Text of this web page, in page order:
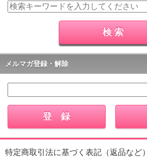
メルマガ登録・解除
特定商取引法に基づく表記（返品など）